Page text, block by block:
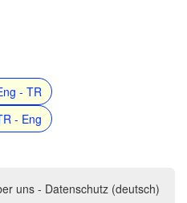
- TR
- Eng
uns - Datenschutz (deutsch)